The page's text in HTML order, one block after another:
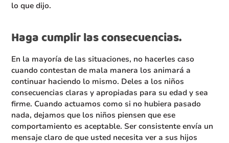
lo que dijo.
Haga cumplir las consecuencias.
En la mayoría de las situaciones, no hacerles caso
cuando contestan de mala manera los animará a
continuar haciendo lo mismo. Deles a los niños
consecuencias claras y apropiadas para su edad y sea
firme. Cuando actuamos como si no hubiera pasado
nada, dejamos que los niños piensen que ese
comportamiento es aceptable. Ser consistente envía un
mensaje claro de que usted necesita ver a sus hijos